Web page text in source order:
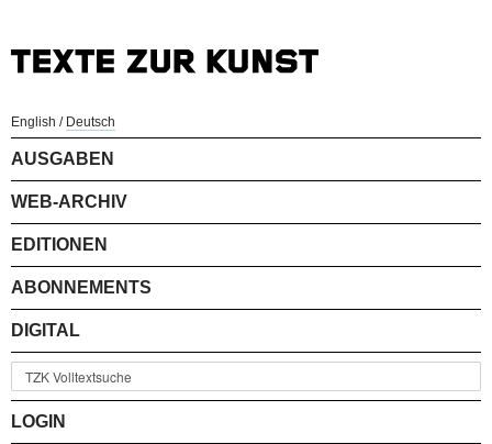
English / Deutsch
AUSGABEN
WEB-ARCHIV
EDITIONEN
ABONNEMENTS
DIGITAL
LOGIN